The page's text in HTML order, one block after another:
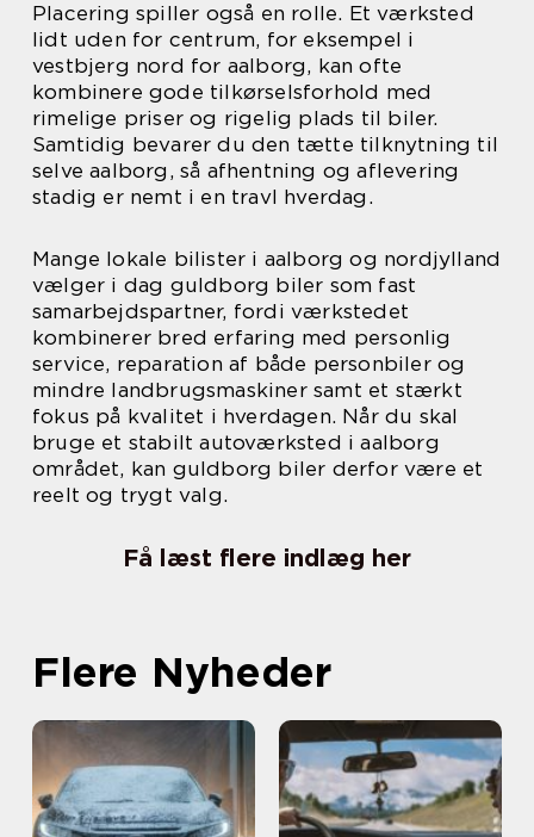
Placering spiller også en rolle. Et værksted
lidt uden for centrum, for eksempel i
vestbjerg nord for aalborg, kan ofte
kombinere gode tilkørselsforhold med
rimelige priser og rigelig plads til biler.
Samtidig bevarer du den tætte tilknytning til
selve aalborg, så afhentning og aflevering
stadig er nemt i en travl hverdag.
Mange lokale bilister i aalborg og nordjylland
vælger i dag guldborg biler som fast
samarbejdspartner, fordi værkstedet
kombinerer bred erfaring med personlig
service, reparation af både personbiler og
mindre landbrugsmaskiner samt et stærkt
fokus på kvalitet i hverdagen. Når du skal
bruge et stabilt autoværksted i aalborg
området, kan guldborg biler derfor være et
reelt og trygt valg.
Få læst flere indlæg her
Flere Nyheder